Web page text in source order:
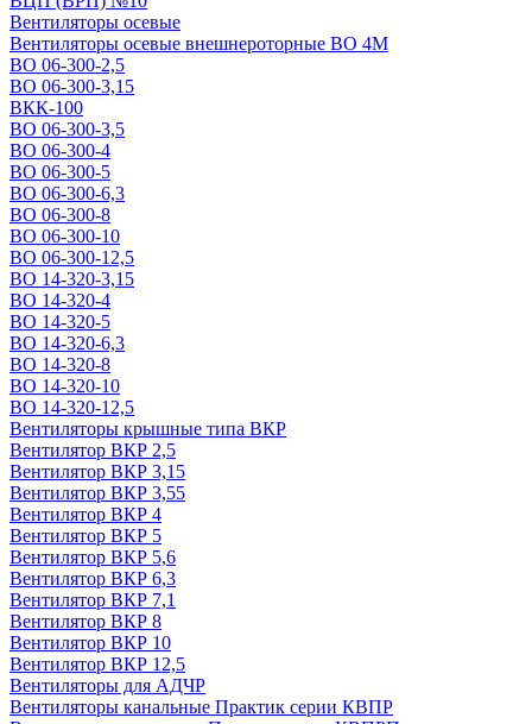
Вентиляторы осевые
Вентиляторы осевые внешнероторные ВО 4М
ВО 06-300-2,5
ВО 06-300-3,15
ВКК-100
ВО 06-300-3,5
ВО 06-300-4
ВО 06-300-5
ВО 06-300-6,3
ВО 06-300-8
ВО 06-300-10
ВО 06-300-12,5
ВО 14-320-3,15
ВО 14-320-4
ВО 14-320-5
ВО 14-320-6,3
ВО 14-320-8
ВО 14-320-10
ВО 14-320-12,5
Вентиляторы крышные типа ВКР
Вентилятор ВКР 2,5
Вентилятор ВКР 3,15
Вентилятор ВКР 3,55
Вентилятор ВКР 4
Вентилятор ВКР 5
Вентилятор ВКР 5,6
Вентилятор ВКР 6,3
Вентилятор ВКР 7,1
Вентилятор ВКР 8
Вентилятор ВКР 10
Вентилятор ВКР 12,5
Вентиляторы для АДЧР
Вентиляторы канальные Практик серии КВПР